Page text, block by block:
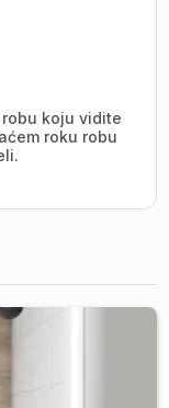
koju vidite
roku robu